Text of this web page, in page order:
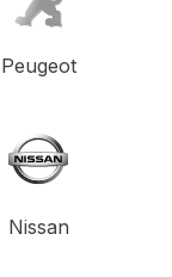
Peugeot
Nissan